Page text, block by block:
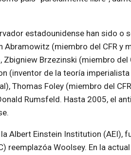
estadounidense han sido o
(miembro del CFR y
Brzezinski (miembro del
(inventor de la teoría
Thomas Foley (miembro del
Rumsfeld. Hasta 2005, el
Albert Einstein Institution (AEI),
reemplazóa Woolsey. En la